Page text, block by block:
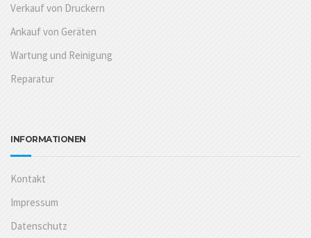
Verkauf von Druckern
Ankauf von Geräten
Wartung und Reinigung
Reparatur
INFORMATIONEN
Kontakt
Impressum
Datenschutz